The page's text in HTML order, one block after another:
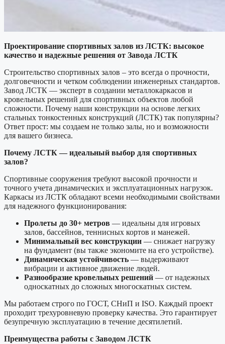
Проектирование спортивных залов из ЛСТК: высокое
качество и надежные решения от Завода ЛСТК
Строительство спортивных залов – это всегда о прочности,
долговечности и четком соблюдении инженерных стандартов.
Завод ЛСТК — эксперт в создании металлокаркасов и
кровельных решений для спортивных объектов любой
сложности. Почему наши конструкции на основе легких
стальных тонкостенных конструкций (ЛСТК) так популярны?
Ответ прост: мы создаем не только залы, но и возможности
для вашего бизнеса.
Почему ЛСТК — идеальный выбор для спортивных
залов?
Спортивные сооружения требуют высокой прочности и
точного учета динамических и эксплуатационных нагрузок.
Каркасы из ЛСТК обладают всеми необходимыми свойствами
для надежного функционирования:
Пролеты до 30+ метров — идеальны для игровых
залов, бассейнов, теннисных кортов и манежей.
Минимальный вес конструкции — снижает нагрузку
на фундамент (вы также экономите на его устройстве).
Динамическая устойчивость — выдерживают
вибрации и активное движение людей.
Разнообразие кровельных решений — от надежных
односкатных до сложных многоскатных систем.
Мы работаем строго по ГОСТ, СНиП и ISO. Каждый проект
проходит трехуровневую проверку качества. Это гарантирует
безупречную эксплуатацию в течение десятилетий.
Преимущества работы с Заводом ЛСТК